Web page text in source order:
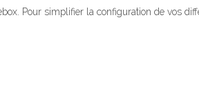
Pour simplifier la configuration de vos